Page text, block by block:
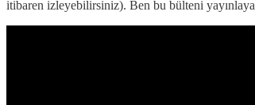
itibaren izleyebilirsiniz). Ben bu bülteni